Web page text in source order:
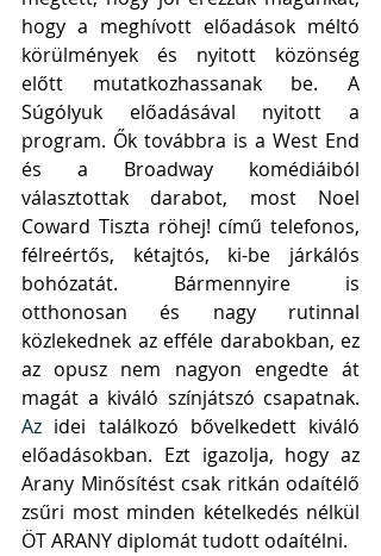
hogy a meghívott előadások méltó
körülmények és nyitott közönség
előtt mutatkozhassanak be. A
Súgólyuk előadásával nyitott a
program. Ők továbbra is a West End
és a Broadway komédiáiból
választottak darabot, most Noel
Coward Tiszta röhej! című telefonos,
félreértős, kétajtós, ki-be járkálós
bohózatát. Bármennyire is
otthonosan és nagy rutinnal
közlekednek az efféle darabokban, ez
az opusz nem nagyon engedte át
magát a kiváló színjátszó csapatnak.
Az idei találkozó bővelkedett kiváló
előadásokban. Ezt igazolja, hogy az
Arany Minősítést csak ritkán odaítélő
zsűri most minden kételkedés nélkül
ÖT ARANY diplomát tudott odaítélni.